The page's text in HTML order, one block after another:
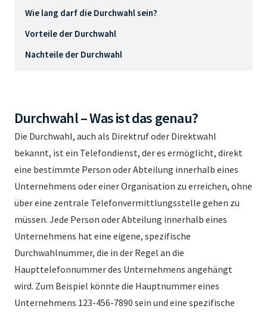
Wie lang darf die Durchwahl sein?
Vorteile der Durchwahl
Nachteile der Durchwahl
Durchwahl – Was ist das genau?
Die Durchwahl, auch als Direktruf oder Direktwahl
bekannt, ist ein Telefondienst, der es ermöglicht, direkt
eine bestimmte Person oder Abteilung innerhalb eines
Unternehmens oder einer Organisation zu erreichen, ohne
über eine zentrale Telefonvermittlungsstelle gehen zu
müssen. Jede Person oder Abteilung innerhalb eines
Unternehmens hat eine eigene, spezifische
Durchwahlnummer, die in der Regel an die
Haupttelefonnummer des Unternehmens angehängt
wird. Zum Beispiel könnte die Hauptnummer eines
Unternehmens 123-456-7890 sein und eine spezifische